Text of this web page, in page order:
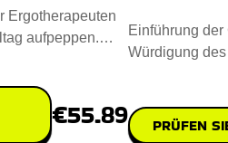
Ergotherapeuten
aufpeppen.
€55.89
Einführung
Würdigung
PRÜFEN